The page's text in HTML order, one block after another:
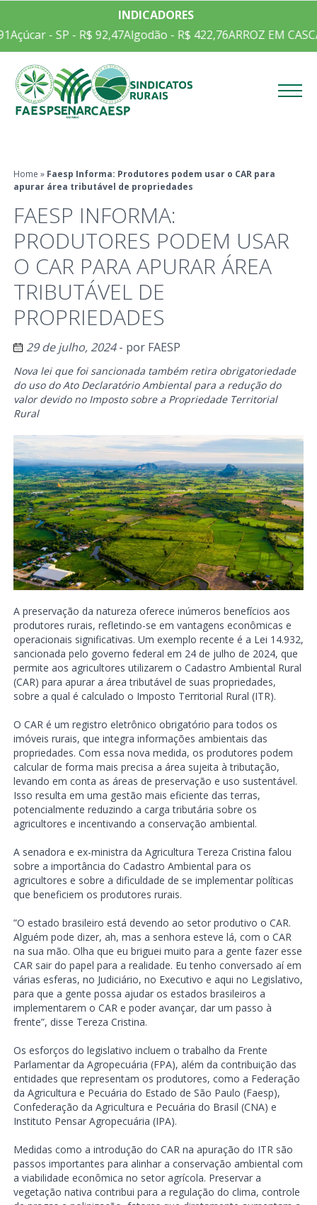
INDICADORES
Açúcar - SP - R$ 92,47Algodão - R$ 422,76ARROZ EM
Home » Faesp Informa: Produtores podem usar o CAR para
apurar área tributável de propriedades
FAESP INFORMA:
PRODUTORES PODEM USAR
O CAR PARA APURAR ÁREA
TRIBUTÁVEL DE
PROPRIEDADES
29 de julho, 2024- por FAESP
Nova lei que foi sancionada também retira obrigatoriedade
do uso do Ato Declaratório Ambiental para a redução do
valor devido no Imposto sobre a Propriedade Territorial
Rural
A preservação da natureza oferece inúmeros benefícios aos
produtores rurais, refletindo-se em vantagens econômicas e
operacionais significativas. Um exemplo recente é a Lei 14.932,
sancionada pelo governo federal em 24 de julho de 2024, que
permite aos agricultores utilizarem o Cadastro Ambiental Rural
(CAR) para apurar a área tributável de suas propriedades,
sobre a qual é calculado o Imposto Territorial Rural (ITR).
O CAR é um registro eletrônico obrigatório para todos os
imóveis rurais, que integra informações ambientais das
propriedades. Com essa nova medida, os produtores podem
calcular de forma mais precisa a área sujeita à tributação,
levando em conta as áreas de preservação e uso sustentável.
Isso resulta em uma gestão mais eficiente das terras,
potencialmente reduzindo a carga tributária sobre os
agricultores e incentivando a conservação ambiental.
A senadora e ex-ministra da Agricultura Tereza Cristina falou
sobre a importância do Cadastro Ambiental para os
agricultores e sobre a dificuldade de se implementar políticas
que beneficiem os produtores rurais.
”O estado brasileiro está devendo ao setor produtivo o CAR.
Alguém pode dizer, ah, mas a senhora esteve lá, com o CAR
na sua mão. Olha que eu briguei muito para a gente fazer esse
CAR sair do papel para a realidade. Eu tenho conversado aí em
várias esferas, no Judiciário, no Executivo e aqui no Legislativo,
para que a gente possa ajudar os estados brasileiros a
implementarem o CAR e poder avançar, dar um passo à
frente”, disse Tereza Cristina.
Os esforços do legislativo incluem o trabalho da Frente
Parlamentar da Agropecuária (FPA), além da contribuição das
entidades que representam os produtores, como a Federação
da Agricultura e Pecuária do Estado de São Paulo (Faesp),
Confederação da Agricultura e Pecuária do Brasil (CNA) e
Instituto Pensar Agropecuária (IPA).
Medidas como a introdução do CAR na apuração do ITR são
passos importantes para alinhar a conservação ambiental com
a viabilidade econômica no setor agrícola. Preservar a
vegetação nativa contribui para a regulação do clima, controle